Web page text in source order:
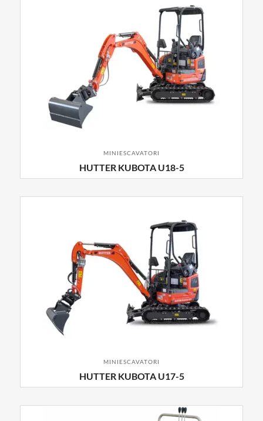
MINIESCAVATORI
HUTTER KUBOTA U18-5
MINIESCAVATORI
HUTTER KUBOTA U17-5